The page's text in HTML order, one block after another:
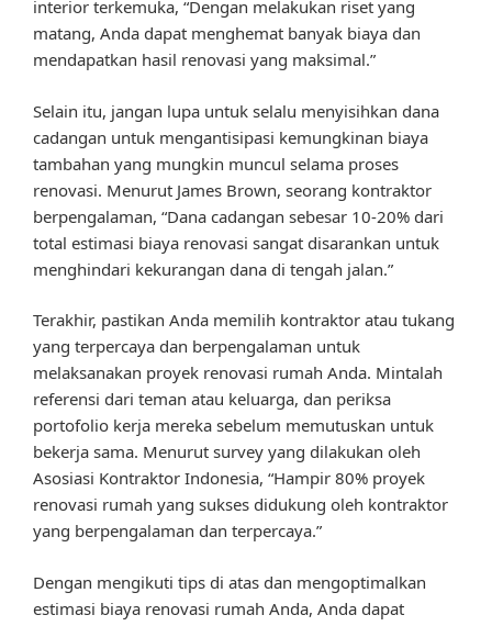
interior terkemuka, “Dengan melakukan riset yang
matang, Anda dapat menghemat banyak biaya dan
mendapatkan hasil renovasi yang maksimal.”
Selain itu, jangan lupa untuk selalu menyisihkan dana
cadangan untuk mengantisipasi kemungkinan biaya
tambahan yang mungkin muncul selama proses
renovasi. Menurut James Brown, seorang kontraktor
berpengalaman, “Dana cadangan sebesar 10-20% dari
total estimasi biaya renovasi sangat disarankan untuk
menghindari kekurangan dana di tengah jalan.”
Terakhir, pastikan Anda memilih kontraktor atau tukang
yang terpercaya dan berpengalaman untuk
melaksanakan proyek renovasi rumah Anda. Mintalah
referensi dari teman atau keluarga, dan periksa
portofolio kerja mereka sebelum memutuskan untuk
bekerja sama. Menurut survey yang dilakukan oleh
Asosiasi Kontraktor Indonesia, “Hampir 80% proyek
renovasi rumah yang sukses didukung oleh kontraktor
yang berpengalaman dan terpercaya.”
Dengan mengikuti tips di atas dan mengoptimalkan
estimasi biaya renovasi rumah Anda, Anda dapat